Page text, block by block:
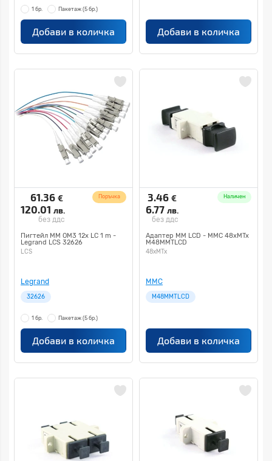
1 бр. Пакетаж (5 бр.)
Добави в количка Добави в количка
61.36 €
120.01 лв.
без ддс
Поръчка
Пигтейл MM OM3 12x LC 1 m -
Legrand LCS 32626
LCS
Legrand
32626
1 бр. Пакетаж (5 бр.)
Добави в количка
3.46 €
6.77 лв.
без ддс
Наличен
Адаптер MМ LCD - MMC 48xMTx
M48MMTLCD
48xMTx
MMC
M48MMTLCD
Добави в количка